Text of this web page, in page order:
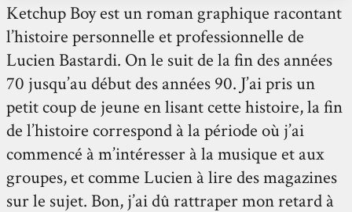
Ketchup Boy est un roman graphique racontant
l’histoire personnelle et professionnelle de
Lucien Bastardi. On le suit de la fin des années
70 jusqu’au début des années 90. J’ai pris un
petit coup de jeune en lisant cette histoire, la fin
de l’histoire correspond à la période où j’ai
commencé à m’intéresser à la musique et aux
groupes, et comme Lucien à lire des magazines
sur le sujet. Bon, j’ai dû rattraper mon retard à